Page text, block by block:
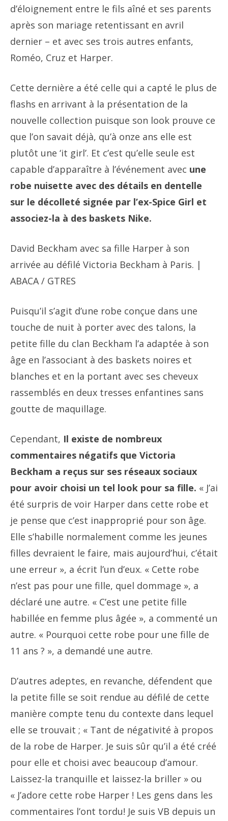
d’éloignement entre le fils aîné et ses parents
après son mariage retentissant en avril
dernier – et avec ses trois autres enfants,
Roméo, Cruz et Harper.
Cette dernière a été celle qui a capté le plus de
flashs en arrivant à la présentation de la
nouvelle collection puisque son look prouve ce
que l’on savait déjà, qu’à onze ans elle est
plutôt une ‘it girl’. Et c’est qu’elle seule est
capable d’apparaître à l’événement avec une
robe nuisette avec des détails en dentelle
sur le décolleté signée par l’ex-Spice Girl et
associez-la à des baskets Nike.
David Beckham avec sa fille Harper à son
arrivée au défilé Victoria Beckham à Paris. |
ABACA / GTRES
Puisqu’il s’agit d’une robe conçue dans une
touche de nuit à porter avec des talons, la
petite fille du clan Beckham l’a adaptée à son
âge en l’associant à des baskets noires et
blanches et en la portant avec ses cheveux
rassemblés en deux tresses enfantines sans
goutte de maquillage.
Cependant, Il existe de nombreux
commentaires négatifs que Victoria
Beckham a reçus sur ses réseaux sociaux
pour avoir choisi un tel look pour sa fille. « J’ai
été surpris de voir Harper dans cette robe et
je pense que c’est inapproprié pour son âge.
Elle s’habille normalement comme les jeunes
filles devraient le faire, mais aujourd’hui, c’était
une erreur », a écrit l’un d’eux. « Cette robe
n’est pas pour une fille, quel dommage », a
déclaré une autre. « C’est une petite fille
habillée en femme plus âgée », a commenté un
autre. « Pourquoi cette robe pour une fille de
11 ans ? », a demandé une autre.
D’autres adeptes, en revanche, défendent que
la petite fille se soit rendue au défilé de cette
manière compte tenu du contexte dans lequel
elle se trouvait ; « Tant de négativité à propos
de la robe de Harper. Je suis sûr qu’il a été créé
pour elle et choisi avec beaucoup d’amour.
Laissez-la tranquille et laissez-la briller » ou
« J’adore cette robe Harper ! Les gens dans les
commentaires l’ont tordu! Je suis VB depuis un